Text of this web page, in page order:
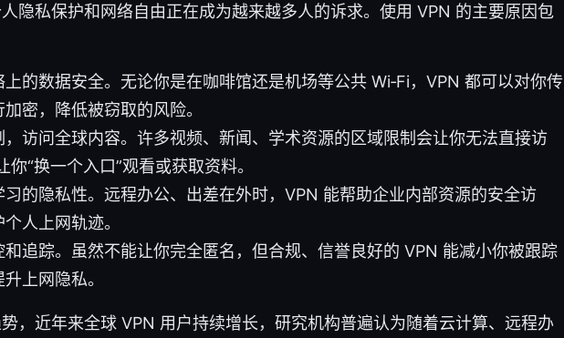
隐私保护和网络自由正在成为越来越多人的诉求。使用 VPN 的主要原因包
的数据安全。无论你是在咖啡馆还是机场等公共 Wi‑Fi，VPN 都可以对你传
密，降低被窃取的风险。
，访问全球内容。许多视频、新闻、学术资源的区域限制会让你无法直接访
你“换一个入口”观看或获取资料。
习的隐私性。远程办公、出差在外时，VPN 能帮助企业内部资源的安全访
人上网轨迹。
和追踪。虽然不能让你完全匿名，但合规、信誉良好的 VPN 能减小你被跟踪
上网隐私。
，近年来全球 VPN 用户持续增长，研究机构普遍认为随着云计算、远程办